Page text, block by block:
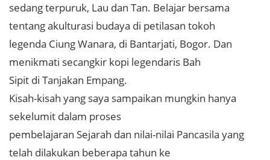
sedang terpuruk, Lau dan Tan. Belajar bersama
tentang akulturasi budaya di petilasan tokoh
legenda Ciung Wanara, di Bantarjati, Bogor. Dan
menikmati secangkir kopi legendaris Bah
Sipit di Tanjakan Empang.
Kisah-kisah yang saya sampaikan mungkin hanya
sekelumit dalam proses
pembelajaran Sejarah dan nilai-nilai Pancasila yang
telah dilakukan beberapa tahun ke